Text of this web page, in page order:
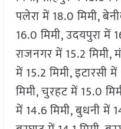
पलेरा में 18.0 मिमी,
16.0 मिमी, उदयपुरा में
राजनगर में 15.2 मिमी,
में 15.2 मिमी, इटारसी
मिमी, चुरहट में 15.0
में 14.6 मिमी, बुधनी में